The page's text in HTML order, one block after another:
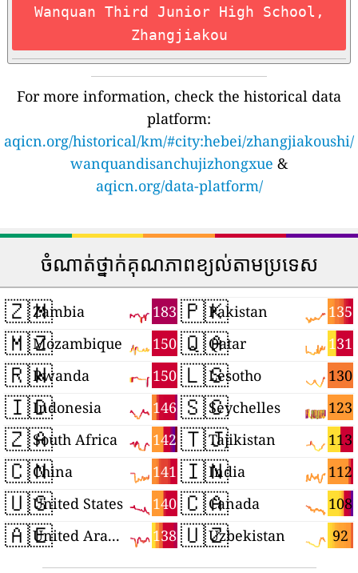
Wanquan Third Junior High School,
Zhangjiakou
For more information, check the historical data
platform:
aqicn.org/historical/km/#city:hebei/zhangjiakoushi/
wanquandisanchujizhongxue &
aqicn.org/data-platform/
ចំណាត់ថ្នាក់គុណភាពខ្យល់តាមប្រទេស
🇿🇲 183
Zambia
🇲🇿 150
Mozambique
🇷🇼 150
Rwanda
🇮🇩 146
Indonesia
🇿🇦 142
South Africa
🇨🇳 141
China
🇺🇸 140
United States
🇦🇪 138
United Arab Emirates
🇵🇰 135
Pakistan
🇶🇦 131
Qatar
🇱🇸 130
Lesotho
🇸🇨 123
Seychelles
🇹🇯 113
Tajikistan
🇮🇳 112
India
🇨🇦 108
Canada
🇺🇿 92
Uzbekistan